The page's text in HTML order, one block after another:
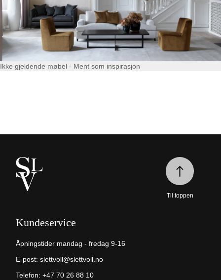
Ikke gjeldende møbel - Ment som inspirasjon
Kundeservice
Åpningstider mandag - fredag 9-16
E-post: slettvoll@slettvoll.no
Telefon: +47 70 26 88 10
Til toppen